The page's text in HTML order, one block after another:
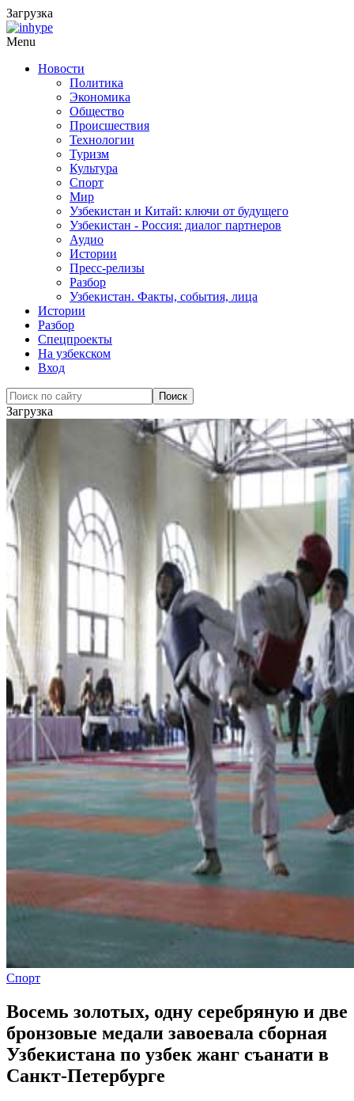
Загрузка
Menu
Новости
Политика
Экономика
Общество
Происшествия
Технологии
Туризм
Культура
Спорт
Мир
Узбекистан и Китай: ключи от будущего
Узбекистан - Россия: диалог партнеров
Аудио
Истории
Пресс-релизы
Разбор
Узбекистан. Факты, события, лица
Истории
Разбор
Спецпроекты
На узбекском
Вход
Загрузка
Спорт
Восемь золотых, одну серебряную и две
бронзовые медали завоевала сборная
Узбекистана по узбек жанг съанати в
Санкт-Петербурге